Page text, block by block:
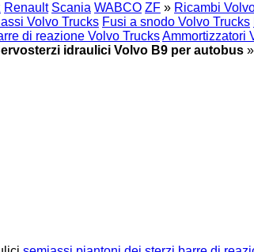
Renault Scania WABCO ZF » Ricambi
Volvo Trucks Fusi a snodo Volvo Trucks
di reazione Volvo TrucksAmmortizzatori
idraulici Volvo B9 per autobus »